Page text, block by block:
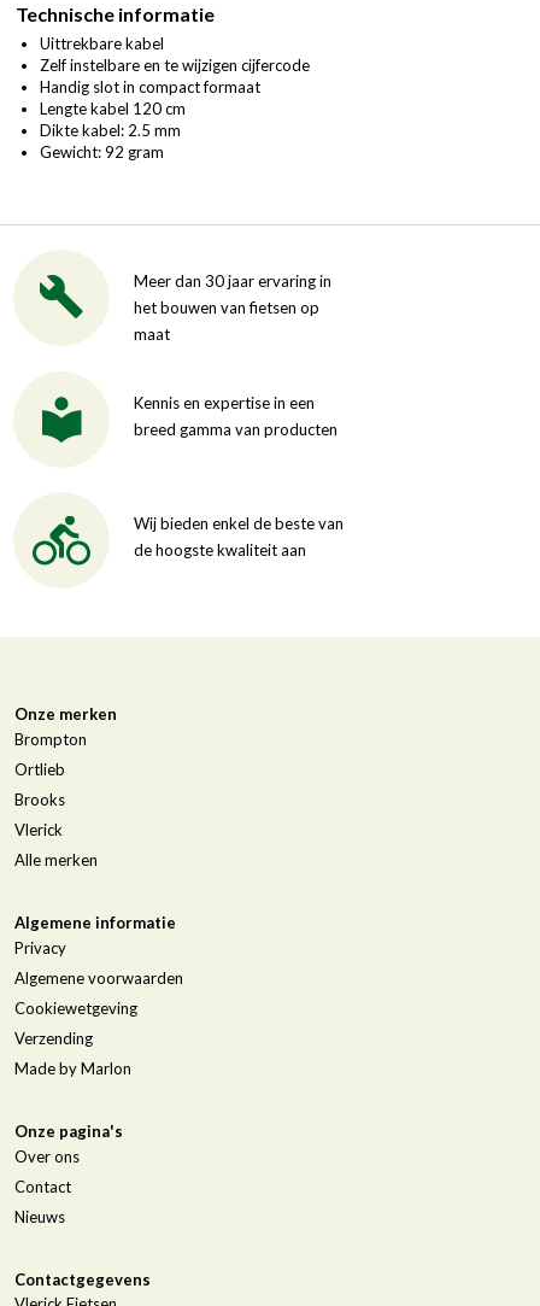
Technische informatie
Uittrekbare kabel
Zelf instelbare en te wijzigen cijfercode
Handig slot in compact formaat
Lengte kabel 120 cm
Dikte kabel: 2.5 mm
Gewicht: 92 gram
Meer dan 30 jaar ervaring in
het bouwen van fietsen op
maat
Kennis en expertise in een
breed gamma van producten
Wij bieden enkel de beste van
de hoogste kwaliteit aan
Onze merken
Brompton
Ortlieb
Brooks
Vlerick
Alle merken
Algemene informatie
Privacy
Algemene voorwaarden
Cookiewetgeving
Verzending
Made by Marlon
Onze pagina's
Over ons
Contact
Nieuws
Contactgegevens